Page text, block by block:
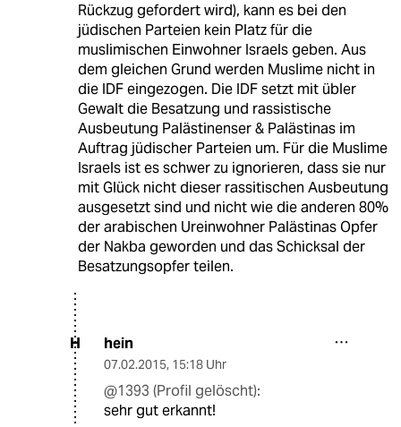
Rückzug gefordert wird), kann es bei den
jüdischen Parteien kein Platz für die
muslimischen Einwohner Israels geben. Aus
dem gleichen Grund werden Muslime nicht in
die IDF eingezogen. Die IDF setzt mit übler
Gewalt die Besatzung und rassistische
Ausbeutung Palästinenser & Palästinas im
Auftrag jüdischer Parteien um. Für die Muslime
Israels ist es schwer zu ignorieren, dass sie nur
mit Glück nicht dieser rassitischen Ausbeutung
ausgesetzt sind und nicht wie die anderen 80%
der arabischen Ureinwohner Palästinas Opfer
der Nakba geworden und das Schicksal der
Besatzungsopfer teilen.
H hein
07.02.2015, 15:18 Uhr
@1393 (Profil gelöscht):
sehr gut erkannt!